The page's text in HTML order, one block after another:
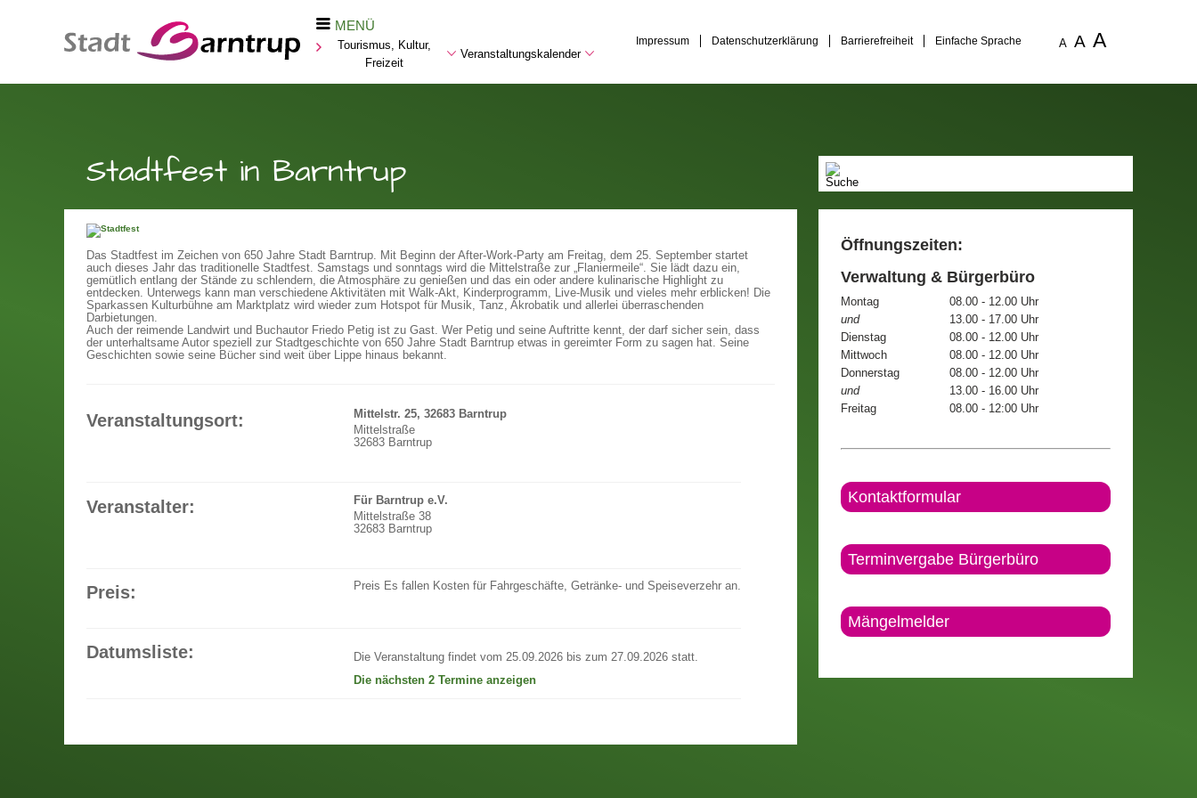
MENÜ
Tourismus, Kultur,
Freizeit
Veranstaltungskalender
Impressum Datenschutzerklärung Barrierefreiheit Einfache Sprache A A A
Stadtfest in Barntrup
Das Stadtfest im Zeichen von 650 Jahre Stadt Barntrup.
Mit Beginn der After-Work-Party am Freitag, dem 25. September startet
auch dieses Jahr das traditionelle Stadtfest. Samstags und sonntags wird die Mittelstraße zur „Flaniermeile“. Sie lädt dazu ein,
gemütlich entlang der Stände zu schlendern, die Atmosphäre zu genießen und das ein oder andere kulinarische Highlight zu
entdecken. Unterwegs kann man verschiedene Aktivitäten mit Walk-Akt, Kinderprogramm, Live-Musik und vieles mehr erblicken! Die
Sparkassen Kulturbühne am Marktplatz wird wieder zum Hotspot für Musik, Tanz, Akrobatik und allerlei überraschenden
Darbietungen.
Auch der reimende Landwirt und Buchautor Friedo Petig ist zu Gast. Wer Petig und seine Auftritte kennt, der darf sicher sein, dass
der unterhaltsame Autor speziell zur Stadtgeschichte von 650 Jahre Stadt Barntrup etwas in gereimter Form zu sagen hat. Seine
Geschichten sowie seine Bücher sind weit über Lippe hinaus bekannt.
Veranstaltungsort:
Mittelstr. 25, 32683 Barntrup
Mittelstraße
32683 Barntrup
Veranstalter:
Für Barntrup e.V.
Mittelstraße 38
32683 Barntrup
Preis: Preis Es fallen Kosten für Fahrgeschäfte, Getränke- und Speiseverzehr an.
Datumsliste:
Die Veranstaltung findet vom 25.09.2026 bis zum 27.09.2026 statt.
Die nächsten 2 Termine anzeigen
Öffnungszeiten:
Verwaltung & Bürgerbüro
Montag
08.00 - 12.00 Uhr
und
13.00 - 17.00 Uhr
Dienstag
08.00 - 12.00 Uhr
Mittwoch
08.00 - 12.00 Uhr
Donnerstag
08.00 - 12.00 Uhr
und
13.00 - 16.00 Uhr
Freitag
08.00 - 12:00 Uhr
Kontaktformular
Terminvergabe Bürgerbüro
Mängelmelder